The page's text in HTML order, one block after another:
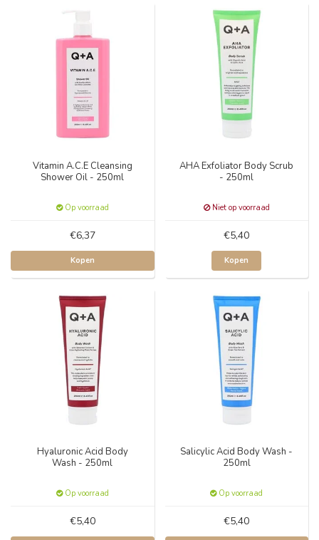
Vitamin A.C.E Cleansing
Shower Oil - 250ml
Op voorraad
€6,37
Kopen
AHA Exfoliator Body Scrub
- 250ml
Niet op voorraad
€5,40
Kopen
Hyaluronic Acid Body
Wash - 250ml
Op voorraad
€5,40
Salicylic Acid Body Wash -
250ml
Op voorraad
€5,40